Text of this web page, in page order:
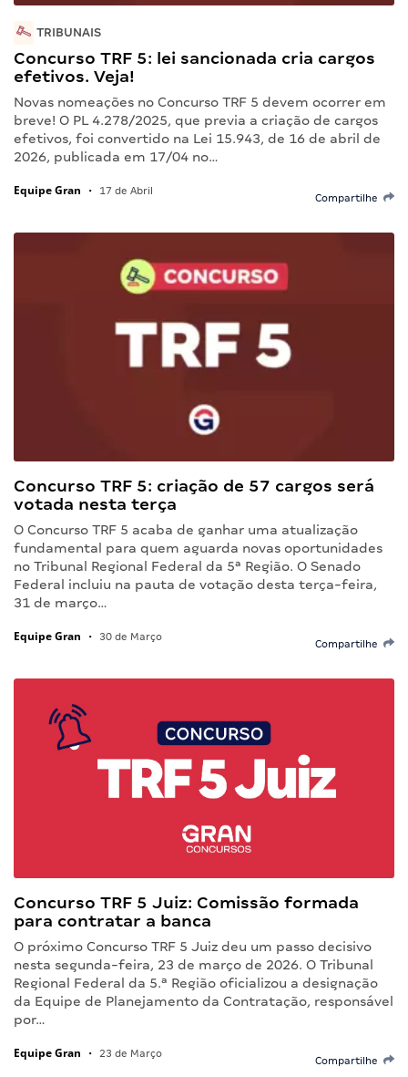
TRIBUNAIS
Concurso TRF 5: lei sancionada cria cargos
efetivos. Veja!
Novas nomeações no Concurso TRF 5 devem ocorrer em
breve! O PL 4.278/2025, que previa a criação de cargos
efetivos, foi convertido na Lei 15.943, de 16 de abril de
2026, publicada em 17/04 no…
Equipe Gran • 17 de Abril
Compartilhe
Concurso TRF 5: criação de 57 cargos será
votada nesta terça
O Concurso TRF 5 acaba de ganhar uma atualização
fundamental para quem aguarda novas oportunidades
no Tribunal Regional Federal da 5ª Região. O Senado
Federal incluiu na pauta de votação desta terça-feira,
31 de março…
Equipe Gran • 30 de Março
Compartilhe
Concurso TRF 5 Juiz: Comissão formada
para contratar a banca
O próximo Concurso TRF 5 Juiz deu um passo decisivo
nesta segunda-feira, 23 de março de 2026. O Tribunal
Regional Federal da 5.ª Região oficializou a designação
da Equipe de Planejamento da Contratação, responsável
por…
Equipe Gran • 23 de Março
Compartilhe